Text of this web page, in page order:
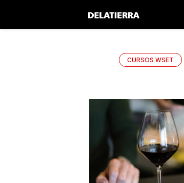
CURSOS WSET